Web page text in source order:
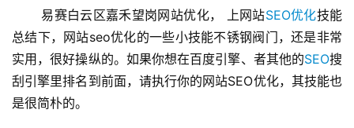
易赛白云区嘉禾望岗网站优化， 上网站SEO优化技能
总结下，网站seo优化的一些小技能不锈钢阀门，还是非常
实用，很好操纵的。如果你想在百度引擎、者其他的SEO搜
刮引擎里排名到前面，请执行你的网站SEO优化，其技能也
是很简朴的。